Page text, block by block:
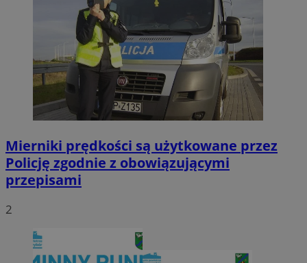
Mierniki prędkości są użytkowane przez
Policję zgodnie z obowiązującymi
przepisami
2